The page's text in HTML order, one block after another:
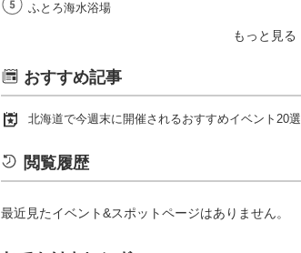
ふとろ海水浴場
もっと見る
おすすめ記事
北海道で今週末に開催されるおすすめイベント20選
閲覧履歴
最近見たイベント&スポットページはありません。